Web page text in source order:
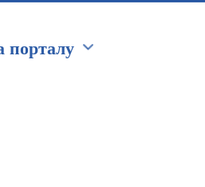
порталу